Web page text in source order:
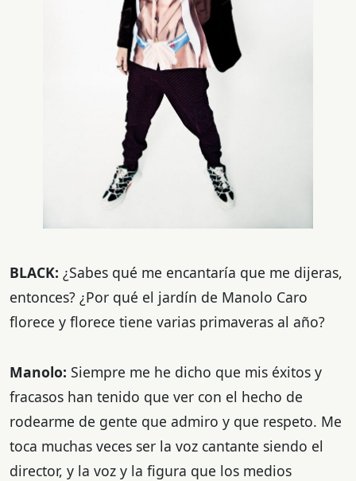
BLACK: ¿Sabes qué me encantaría que me dijeras,
entonces? ¿Por qué el jardín de Manolo Caro
florece y florece tiene varias primaveras al año?
Manolo: Siempre me he dicho que mis éxitos y
fracasos han tenido que ver con el hecho de
rodearme de gente que admiro y que respeto. Me
toca muchas veces ser la voz cantante siendo el
director, y la voz y la figura que los medios